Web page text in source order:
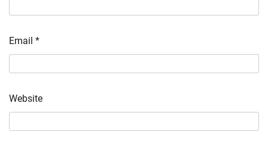
Email *
Website